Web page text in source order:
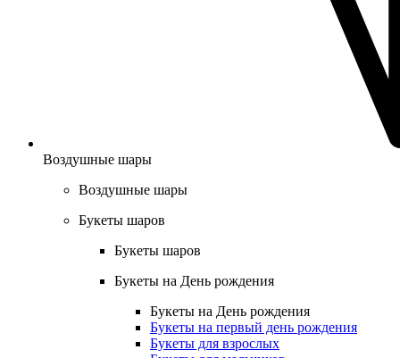
Воздушные шары
Воздушные шары
Букеты шаров
Букеты шаров
Букеты на День рождения
Букеты на День рождения
Букеты на первый день рождения
Букеты для взрослых